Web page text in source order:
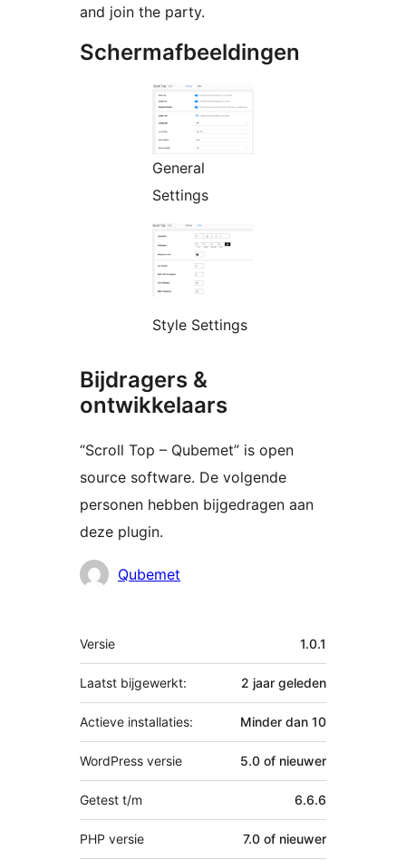
and join the party.
Schermafbeeldingen
General
Settings
Style Settings
Bijdragers &
ontwikkelaars
“Scroll Top – Qubemet” is open
source software. De volgende
personen hebben bijgedragen aan
deze plugin.
BijdragersQubemet
Meta
Versie 1.0.1
Laatst bijgewerkt: 2 jaar geleden
Actieve installaties: Minder dan 10
WordPress versie 5.0 of nieuwer
Getest t/m 6.6.6
PHP versie 7.0 of nieuwer